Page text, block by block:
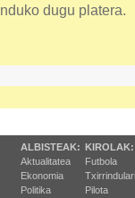
dugu platera.
ALBISTEAK:
Aktualitatea
Ekonomia
Politika
KIROLAK:
Futbola
Pilota